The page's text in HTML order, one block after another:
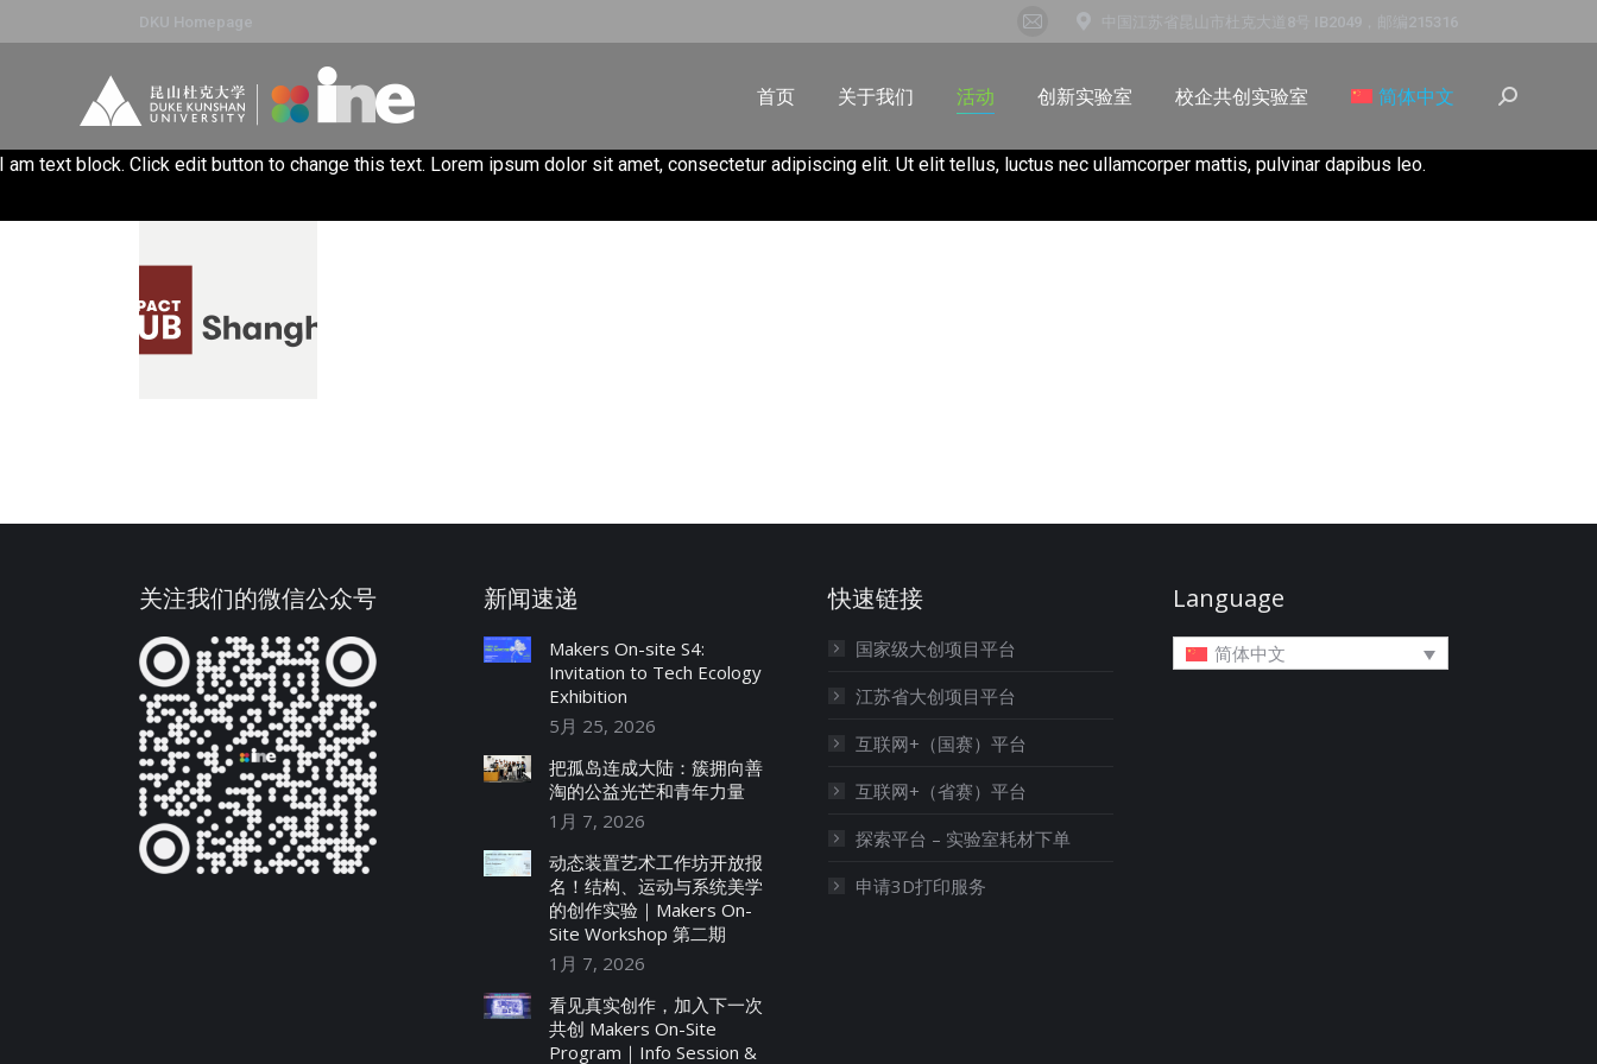
DKU Homepage 中国江苏省昆山市杜克大道8号 IB2049，邮编215316
首页 关于我们 活动 创新实验室 校企共创实验室 简体中文
I am text block. Click edit button to change this text. Lorem ipsum dolor sit amet, consectetur adipiscing elit. Ut elit tellus, luctus nec ullamcorper mattis, pulvinar dapibus leo.
关注我们的微信公众号 新闻速递
Makers On-site S4:
Invitation to Tech Ecology
Exhibition
5月 25, 2026
把孤岛连成大陆：簇拥向善
淘的公益光芒和青年力量
1月 7, 2026
动态装置艺术工作坊开放报
名！结构、运动与系统美学
的创作实验｜Makers On-
Site Workshop 第二期
1月 7, 2026
看见真实创作，加入下一次
共创 Makers On-Site
Program｜Info Session &
快速链接
国家级大创项目平台
江苏省大创项目平台
互联网+（国赛）平台
互联网+（省赛）平台
探索平台 – 实验室耗材下单
申请3D打印服务
Language
简体中文